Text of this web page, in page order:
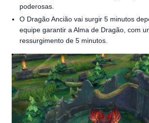
poderosas.
O Dragão Ancião vai surgir 5 minutos
equipe garantir a Alma de Dragão, com
ressurgimento de 5 minutos.